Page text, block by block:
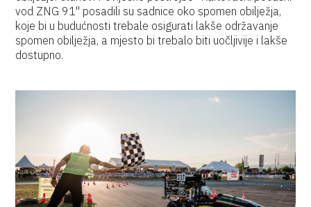
vod ZNG 91" posadili su sadnice oko spomen obilježja,
koje bi u budućnosti trebale osigurati lakše održavanje
spomen obilježja, a mjesto bi trebalo biti uočljivije i lakše
dostupno.